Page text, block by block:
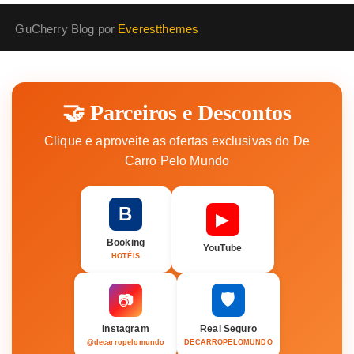
GuCherry Blog por Everestthemes
🤝 Parceiros e Descontos
Clique e aproveite as ofertas exclusivas do De
Carro Pelo Mundo
B
Booking
HOTÉIS
▶
YouTube
📷
Instagram
@decarropelomundo
🛡️
Real Seguro
DECARROPELOMUNDO